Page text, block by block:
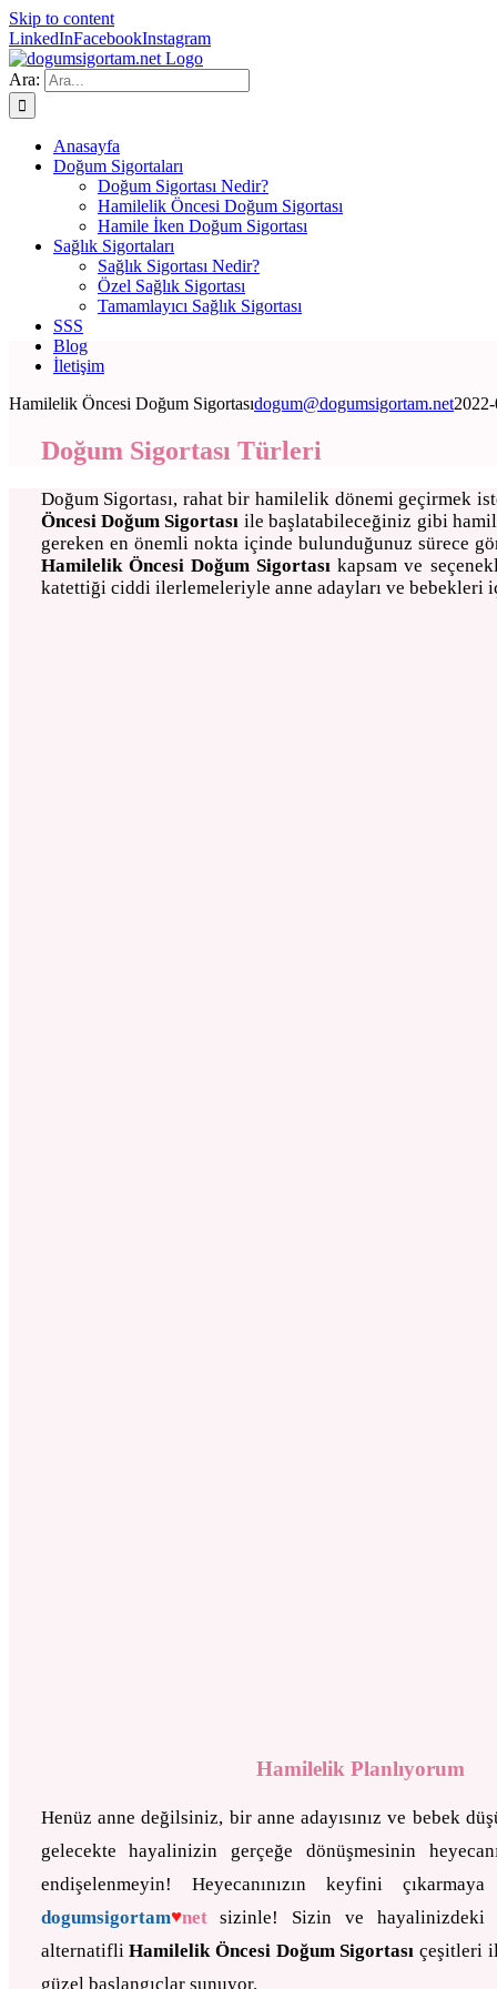
Skip to content
LinkedInFacebookInstagram
Ara:
Anasayfa
Doğum Sigortaları
Doğum Sigortası Nedir?
Hamilelik Öncesi Doğum Sigortası
Hamile İken Doğum Sigortası
Sağlık Sigortaları
Sağlık Sigortası Nedir?
Özel Sağlık Sigortası
Tamamlayıcı Sağlık Sigortası
SSS
Blog
İletişim
Hamilelik Öncesi Doğum Sigortasıdogum@dogumsigortam.net
Doğum Sigortası Türleri
Doğum Sigortası, rahat bir hamilelik dönemi geçirmek
Öncesi Doğum Sigortası ile başlatabileceğiniz gibi
gereken en önemli nokta içinde bulunduğunuz sürece
Hamilelik Öncesi Doğum Sigortası kapsam ve
katettiği ciddi ilerlemeleriyle anne adayları ve
Hamilelik Planlıyorum
Henüz anne değilsiniz, bir anne adayısınız ve bebek
gelecekte hayalinizin gerçeğe dönüşmesinin
endişelenmeyin! Heyecanınızın keyfini
dogumsigortam♥netsizinle! Sizin ve hayalinizdeki
alternatifliHamilelik Öncesi Doğum Sigortası çeşitleri
güzel başlangıçlar sunuyor.